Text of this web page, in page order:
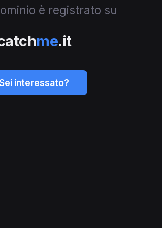
è registrato su
me.it
interessato?